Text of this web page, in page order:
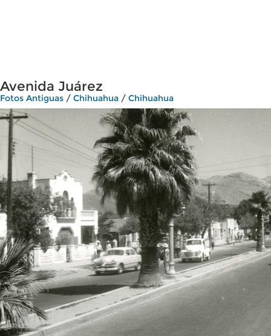
Avenida Juárez
Fotos Antiguas / Chihuahua / Chihuahua